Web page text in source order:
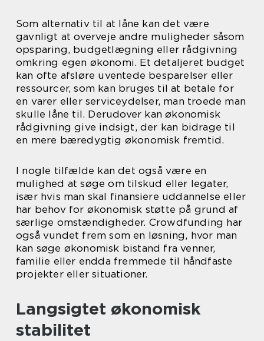
Som alternativ til at låne kan det være
gavnligt at overveje andre muligheder såsom
opsparing, budgetlægning eller rådgivning
omkring egen økonomi. Et detaljeret budget
kan ofte afsløre uventede besparelser eller
ressourcer, som kan bruges til at betale for
en varer eller serviceydelser, man troede man
skulle låne til. Derudover kan økonomisk
rådgivning give indsigt, der kan bidrage til
en mere bæredygtig økonomisk fremtid.
I nogle tilfælde kan det også være en
mulighed at søge om tilskud eller legater,
især hvis man skal finansiere uddannelse eller
har behov for økonomisk støtte på grund af
særlige omstændigheder. Crowdfunding har
også vundet frem som en løsning, hvor man
kan søge økonomisk bistand fra venner,
familie eller endda fremmede til håndfaste
projekter eller situationer.
Langsigtet økonomisk
stabilitet